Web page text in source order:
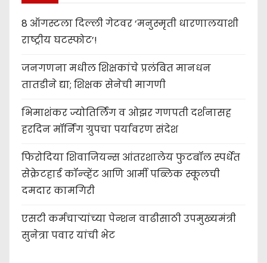
8 ऑगस्टला दिल्ली गेटवर ‘मनुस्मृती धारणालयाशी
राष्ट्रीय घटस्फोट’!
जनगणना मधील शिक्षकांचे प्रलंबित मानधन
तातडीने द्या; शिक्षक सेनेची मागणी
भिमाशंकर ज्योतिर्लिंग व ओझर गणपती दर्शनासह
हरदिन मॉर्निंग ग्रुपचा पर्यावरण संदेश
फिरोदिया शिवाजियन्स आंतरशालेय फुटबॉल स्पर्धेत
सेक्रेटहार्ड कॉन्व्हेंट आणि आर्मी पब्लिक स्कूलची
दमदार कामगिरी
एसटी कर्मचाऱ्यांच्या पेन्शन वाढीसाठी उपमुख्यमंत्री
सुनेत्रा पवार यांची भेट